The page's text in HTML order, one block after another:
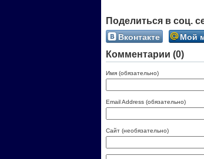
Поделиться в соц.
Вконтакте Мой
Комментарии (0)
Имя (обязательно)
Email Address (обязательно)
Сайт (необязательно)